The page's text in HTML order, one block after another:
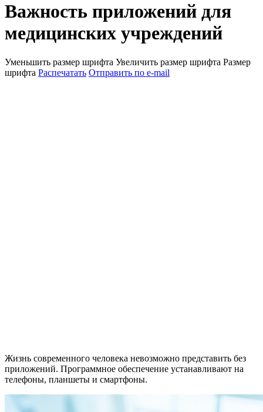
Важность приложений для
медицинских учреждений
Уменьшить размер шрифта Увеличить размер шрифта Размер
шрифта Распечатать Отправить по e-mail
Жизнь современного человека невозможно представить без
приложений. Программное обеспечение устанавливают на
телефоны, планшеты и смартфоны.